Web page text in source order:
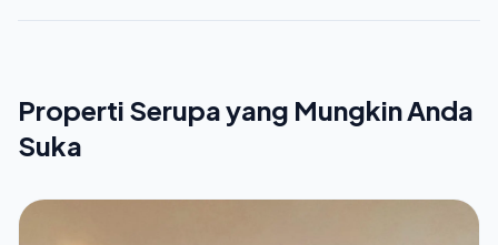
Properti Serupa yang Mungkin Anda
Suka